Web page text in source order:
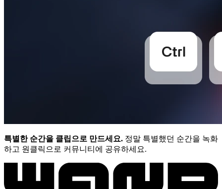
특별한 순간을 클립으로 만드세요. 정말 특별했던 순간을 녹화
하고 원클릭으로 커뮤니티에 공유하세요.